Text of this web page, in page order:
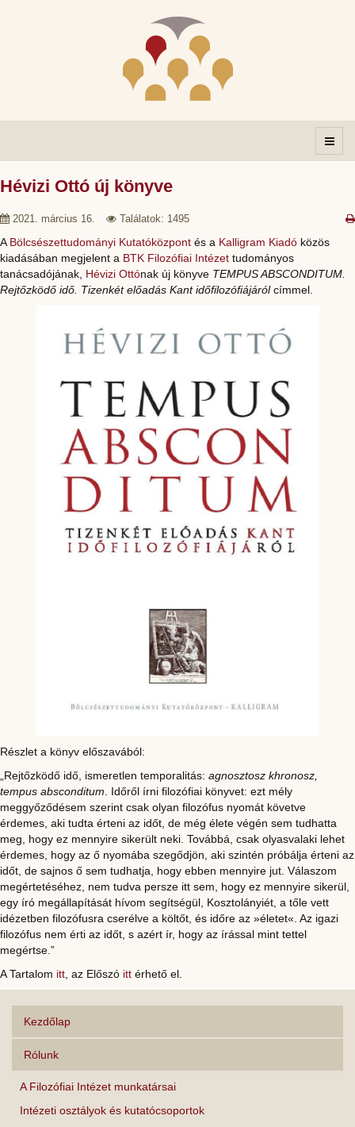
Hévizi Ottó új könyve
2021. március 16. Találatok: 1495
A Bölcsészettudományi Kutatóközpont és a Kalligram Kiadó közös
kiadásában megjelent a BTK Filozófiai Intézet tudományos
tanácsadójának, Hévizi Ottónak új könyve TEMPUS ABSCONDITUM.
Rejtőzködő idő. Tizenkét előadás Kant időfilozófiájárólcímmel.
Részlet a könyv előszavából:
„Rejtőzködő idő, ismeretlen temporalitás: agnosztosz khronosz,
tempus absconditum. Időről írni filozófiai könyvet: ezt mély
meggyőződésem szerint csak olyan filozófus nyomát követve
érdemes, aki tudta érteni az időt, de még élete végén sem tudhatta
meg, hogy ez mennyire sikerült neki. Továbbá, csak olyasvalaki lehet
érdemes, hogy az ő nyomába szegődjön, aki szintén próbálja érteni az
időt, de sajnos ő sem tudhatja, hogy ebben mennyire jut. Válaszom
megértetéséhez, nem tudva persze itt sem, hogy ez mennyire sikerül,
egy író megállapítását hívom segítségül, Kosztolányiét, a tőle vett
idézetben filozófusra cserélve a költőt, és időre az »életet«. Az igazi
filozófus nem érti az időt, s azért ír, hogy az írással mint tettel
megértse.”
A Tartalom itt, az Előszó itt érhető el.
Kezdőlap
Rólunk
A Filozófiai Intézet munkatársai
Intézeti osztályok és kutatócsoportok